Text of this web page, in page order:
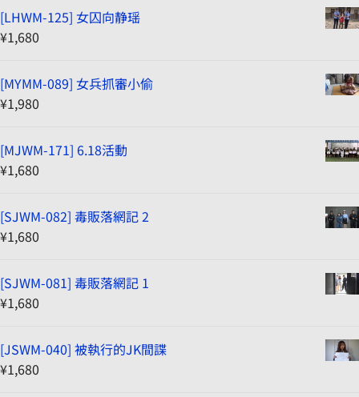
[LHWM-125] 女囚向静瑶
¥1,680
[MYMM-089] 女兵抓審小偷
¥1,980
[MJWM-171] 6.18活動
¥1,680
[SJWM-082] 毒販落網記 2
¥1,680
[SJWM-081] 毒販落網記 1
¥1,680
[JSWM-040] 被執行的JK間諜
¥1,680